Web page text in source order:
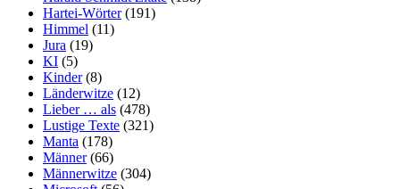
Hartei-Wörter(191)
Himmel (11)
Jura (19)
KI (5)
Kinder(8)
Länderwitze (12)
Lieber … als (478)
Lustige Texte (321)
Manta (178)
Männer(66)
Männerwitze (304)